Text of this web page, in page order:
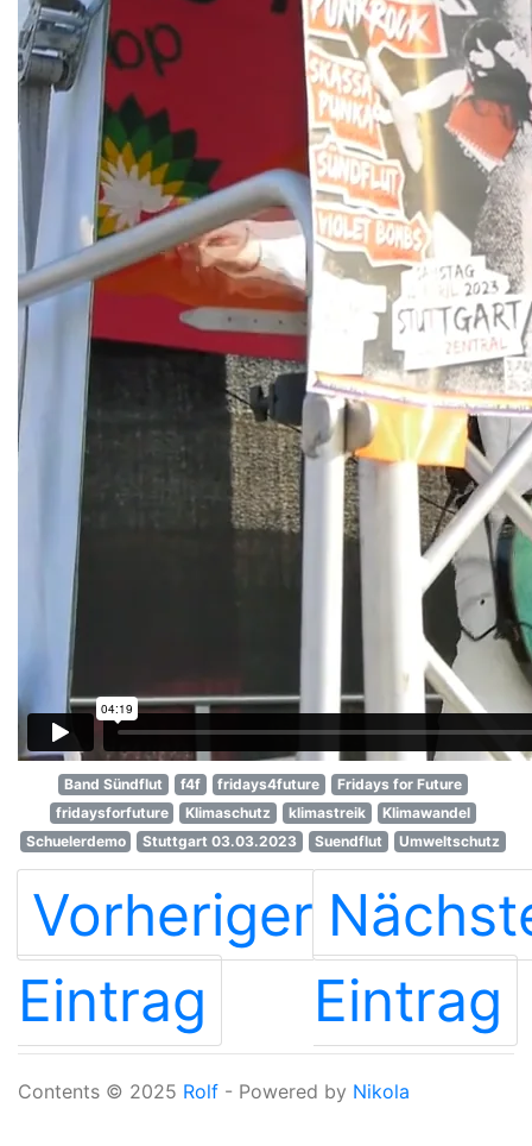
Band Sündflut f4f fridays4future
Fridays for Future
fridaysforfuture
Klimaschutz klimastreik
Klimawandel
Schuelerdemo
Stuttgart 03.03.2023 Suendflut Umweltschutz
Vorheriger
Eintrag
Eintrag
Contents © 2025 Rolf - Powered by Nikola